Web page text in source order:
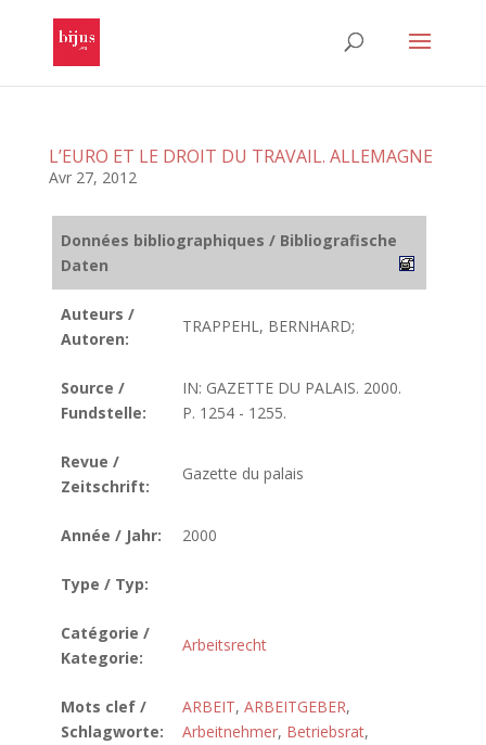
L’EURO ET LE DROIT DU TRAVAIL. ALLEMAGNE
Avr 27, 2012
Données bibliographiques / Bibliografische
Daten
Auteurs /
Autoren:
TRAPPEHL, BERNHARD;
Source /
Fundstelle:
IN: GAZETTE DU PALAIS. 2000.
P. 1254 - 1255.
Revue /
Zeitschrift:
Gazette du palais
Année / Jahr: 2000
Type / Typ:
Catégorie /
Kategorie:
Arbeitsrecht
Mots clef /
Schlagworte:
ARBEIT, ARBEITGEBER,
Arbeitnehmer, Betriebsrat,